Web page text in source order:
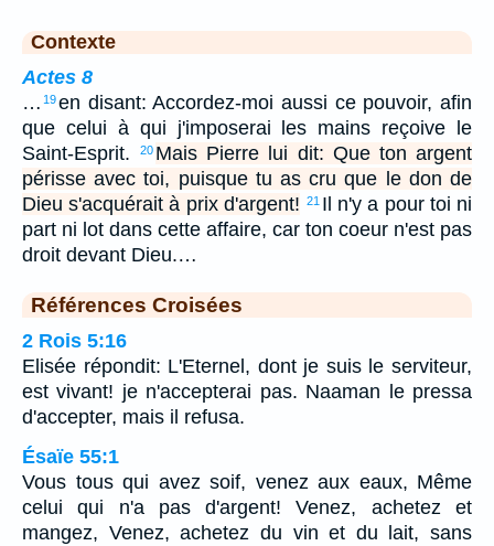
Contexte
Actes 8
… 19en disant: Accordez-moi aussi ce pouvoir, afin
que celui à qui j'imposerai les mains reçoive le
Saint-Esprit.
20 Mais Pierre lui dit: Que ton argent
périsse avec toi, puisque tu as cru que le don de
Dieu s'acquérait à prix d'argent! 21 Il n'y a pour toi ni
part ni lot dans cette affaire, car ton coeur n'est pas
droit devant Dieu.…
Références Croisées
2 Rois 5:16
Elisée répondit: L'Eternel, dont je suis le serviteur,
est vivant! je n'accepterai pas. Naaman le pressa
d'accepter, mais il refusa.
Ésaïe 55:1
Vous tous qui avez soif, venez aux eaux, Même
celui qui n'a pas d'argent! Venez, achetez et
mangez, Venez, achetez du vin et du lait, sans